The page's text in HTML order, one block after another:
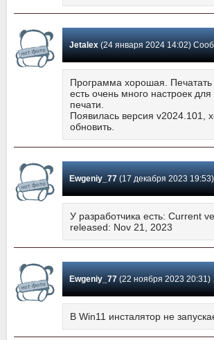
Jetalex(24 января 2024 14:02) Сообщение #65
Программа хорошая. Печатать
есть очень много настроек для
печати.
Появилась версия v2024.101,
обновить.
Ewgeniy_77(17 декабря 2023 19:53) Сообщение #64
У разработчика есть: Current
released: Nov 21, 2023
Ewgeniy_77(22 ноября 2023 20:31) Сообщение #63
В Win11 инсталятор не